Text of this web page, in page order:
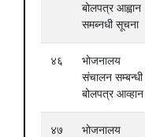
बोलपत्र आह्वान
समब्नधी सूचना
४६
भोजनालय
संचालन सम्बन्धी
बोलपत्र आव्हान
४७
भोजनालय